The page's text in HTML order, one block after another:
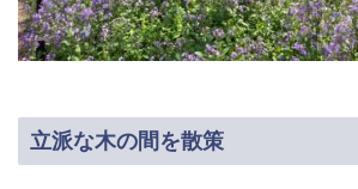
立派な木の間を散策